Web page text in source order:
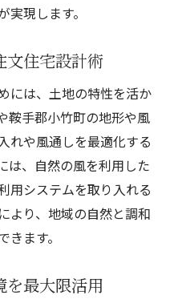
文住宅の素材選び
装・外装素材の工夫
まいの工夫
てしやすい間取り
子育て支援ポイント
族の絆を深める工夫
注文住宅の設計術
を充実させる方法
現します。
文住宅設計術
には、土地の特性を活か
鞍手郡小竹町の地形や風
れや風通しを最適化する
は、自然の風を利用した
用システムを取り入れる
より、地域の自然と調和
ます。
を最大限活用